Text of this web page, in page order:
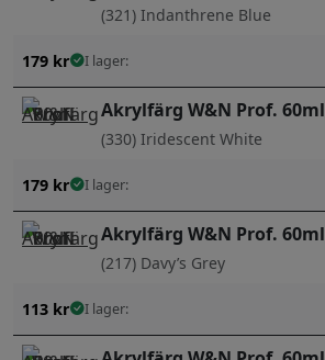
(321) Indanthrene Blue
179 kr I lager:
Akrylfärg W&N Prof. 60ml
(330) Iridescent White
179 kr I lager:
Akrylfärg W&N Prof. 60ml
(217) Davy’s Grey
113 kr I lager: